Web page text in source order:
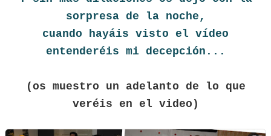
sorpresa de la noche,
cuando hayáis visto el vídeo
entenderéis mi decepción...
(os muestro un adelanto de lo que
veréis en el video)